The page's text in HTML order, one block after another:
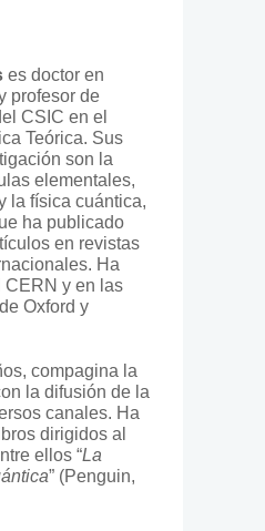
es doctor en
profesor de
CSIC en el
Teórica. Sus
son la
elementales,
la física cuántica,
ha publicado
en revistas
Ha
CERN y en las
Oxford y
compagina la
la difusión de la
canales. Ha
dirigidos al
ellos “La
” (Penguin,